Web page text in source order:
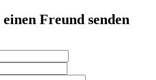
Freund senden